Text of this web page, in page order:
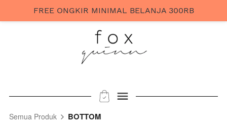
Semua Produk BOTTOM
FREE ONGKIR MINIMAL BELANJA 300RB